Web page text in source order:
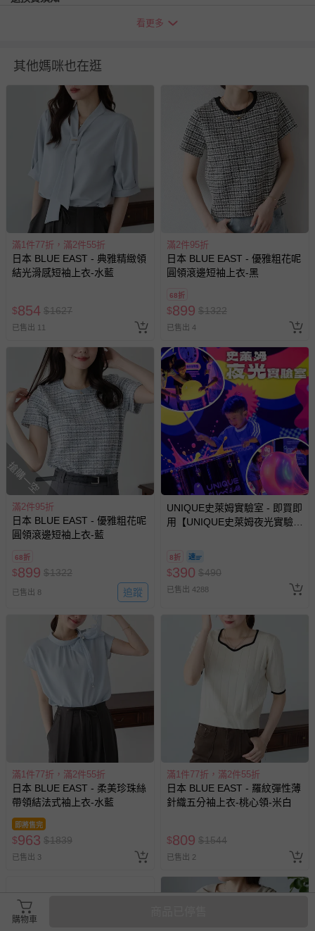
您所購買的商品享有7天的鑑賞期／猶豫期權益，但此期間
如需退換貨，請於收到商品7天（含例假日內提出），如為
瑕疵退換貨所產生的運費，將由媽咪愛負責處理，若非瑕疵
退貨，您可至『查詢訂單』>『已出貨』中查詢該筆訂單，
並點選『我要退貨』即可進行申請。若有相關退貨問題，請
至媽咪愛
LINE@客服ID: @mamilove我們將依序為您處理
與服務，謝謝。
針對滿件折/滿額贈…等活動，如因部份退貨，而該訂單保
留商品未達活動門檻，將以原價計算，活動贈品亦需一併退
回。
部分商品依據消費者保護法的規定，不適用七天鑑賞期/猶
豫期範圍：
易於腐敗、保存期限較短或解約時即將逾期（例如生鮮
商品、食品等）。
客製化商品（例如客製生日書、姓名貼等）。
報紙、期刊或雜誌（惟書籍如經拆封、使用，則酌收整
新費用）。
經消費者拆封之影音商品或電腦軟體（例如 DVD、CD
等）。
非以有形媒介提供之數位內容或一經提供即為完成之線
上服務，經消費者事先同意始提供（例如線上課程、遊
戲或活動點數等）。
已拆封之以下類型商品：
-個人衛生用品（例如尿布、貼身衣物、泳裝、襪子、地
墊、寢具類等）。
-新生兒親膚衣物（嬰幼兒包巾與背巾、包屁衣、學習
褲、紗布衣等）。
-接觸性孕哺產品（奶嘴、奶瓶、擠乳器、哺乳衣、托腹
帶束縛衣、餐搖椅等）。
-其他原廠盒裝商品封口處已貼上「不可拆封」，或具警
示字句等說明貼紙、封條者。
國際航空、客運、訂房等服務。
相關的退換貨辦理流程，可詳見： 退換貨 & 退款問題
其他常見問題：
運送服務：目前提供的運送僅限台灣本島。如您位於離島地
區，可能會無法配送，或須依據商品需加收離島運費。廠商
亦保留出貨與否的權利。離島、偏遠地區、樓層親送等加價
費用，可能會另需加收。
商品實際的配達日期，可於訂單個人資料內的查詢訂單內，
已出貨通知之訊息為主。
如您收到商品，請依正常流程檢查是否完好，若商品遇瑕疵
情形，您可申請更換新品或退貨，請見：退貨的辦理流程
若您對於會員帳號、商品訂購與資訊、購物流程、付款方
式、折價券與購物金的使用、退貨及商品運送方式等有疑
媽咪愛客服中心。
預購商品：預購為海外同步代購，遇缺貨即會通知媽咪並協
看更多
其他媽咪也在逛
滿1件77折，滿2件55折
日本 BLUE EAST - 典雅精緻領
結光滑感短袖上衣-水藍
$854 $1627
已售出 11
滿2件95折
日本 BLUE EAST - 優雅粗花呢
圓領滾邊短袖上衣-黑
68折
$899 $1322
已售出 4
搶購一空
滿2件95折
日本 BLUE EAST - 優雅粗花呢
圓領滾邊短袖上衣-藍
68折
$899 $1322
已售出 8 追蹤
UNIQUE史萊姆實驗室 - 即買即
用【UNIQUE史萊姆夜光實驗室
8/30 (電子票券，於展期現場憑
訂單編號兌換，逾期作廢) (大
人小孩均一價(3歲以上需購票))
8折
$390 $490
已售出 4288
滿1件77折，滿2件55折
日本 BLUE EAST - 柔美珍珠絲
帶領結法式袖上衣-水藍
即將售完
$963 $1839
已售出 3
滿1件77折，滿2件55折
日本 BLUE EAST - 羅紋彈性薄
針織五分袖上衣-桃心領-米白
$809 $1544
已售出 2
購物車